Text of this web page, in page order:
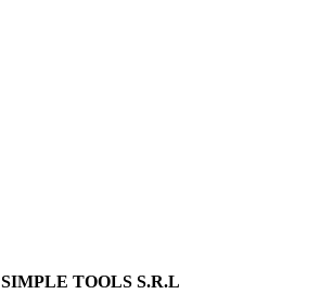
SIMPLE TOOLS S.R.L